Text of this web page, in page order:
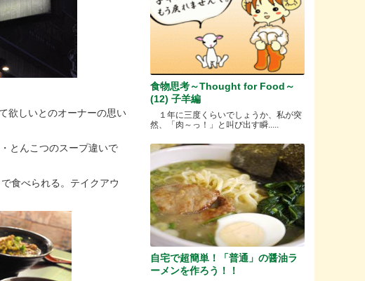
欲しいとのオーナーの思い
とんこつのスープ違いで
食べられる。テイクアウ
食物思考～Thought for Food～
(12) 子羊編
１年に三度くらいでしょうか、私が突
然、「肉～っ！」と叫び出す瞬.....
自宅で超簡単！「普通」の醤油ラ
ーメンを作ろう！！